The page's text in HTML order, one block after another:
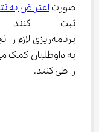
صورت اعتراض به
ثبت
را طی کنند.